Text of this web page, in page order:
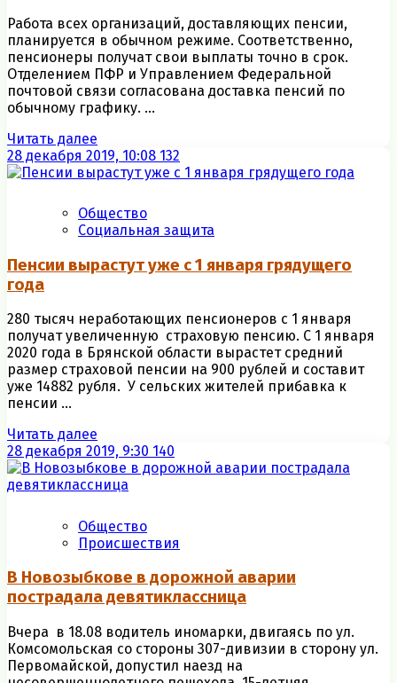
Работа всех организаций, доставляющих пенсии,
планируется в обычном режиме. Соответственно,
пенсионеры получат свои выплаты точно в срок.
Отделением ПФР и Управлением Федеральной
почтовой связи согласована доставка пенсий по
обычному графику. ...
Читать далее
28 декабря 2019, 10:08 132
Общество
Социальная защита
Пенсии вырастут уже с 1 января грядущего
года
280 тысяч неработающих пенсионеров с 1 января
получат увеличенную страховую пенсию. С 1 января
2020 года в Брянской области вырастет средний
размер страховой пенсии на 900 рублей и составит
уже 14882 рубля. У сельских жителей прибавка к
пенсии ...
Читать далее
28 декабря 2019, 9:30 140
Общество
Происшествия
В Новозыбкове в дорожной аварии
пострадала девятиклассница
Вчера в 18.08 водитель иномарки, двигаясь по ул.
Комсомольская со стороны 307-дивизии в сторону ул.
Первомайской, допустил наезд на